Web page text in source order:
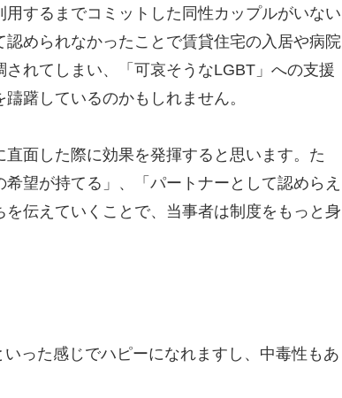
するまでコミットした同性カップルがいない
められなかったことで賃貸住宅の入居や病院
れてしまい、「可哀そうなLGBT」への支援
躇しているのかもしれません。
面した際に効果を発揮すると思います。た
望が持てる」、「パートナーとして認めらえ
伝えていくことで、当事者は制度をもっと身
った感じでハピーになれますし、中毒性もあ